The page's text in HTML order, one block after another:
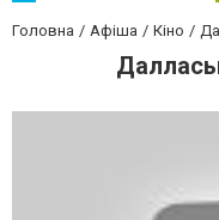
Головна Афіша Кіно